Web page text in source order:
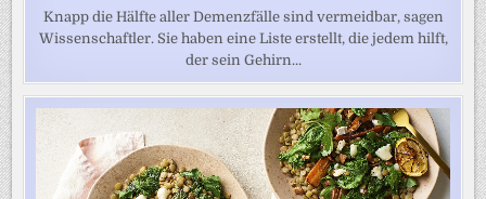
Knapp die Hälfte aller Demenzfälle sind vermeidbar, sagen
Wissenschaftler. Sie haben eine Liste erstellt, die jedem hilft,
der sein Gehirn...